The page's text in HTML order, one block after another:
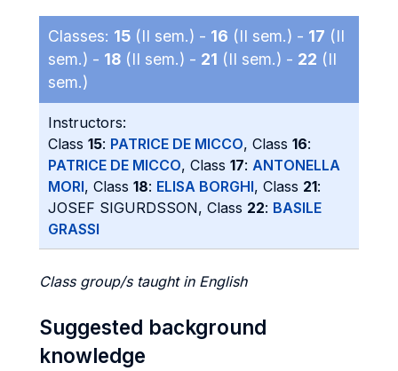
Classes: 15 (II sem.) - 16 (II sem.) - 17 (II
sem.) - 18 (II sem.) - 21 (II sem.) - 22 (II
sem.)
Instructors:
Class 15: PATRICE DE MICCO, Class 16:
PATRICE DE MICCO, Class 17: ANTONELLA
MORI, Class 18: ELISA BORGHI, Class 21:
JOSEF SIGURDSSON, Class 22: BASILE
GRASSI
Class group/s taught in English
Suggested background
knowledge